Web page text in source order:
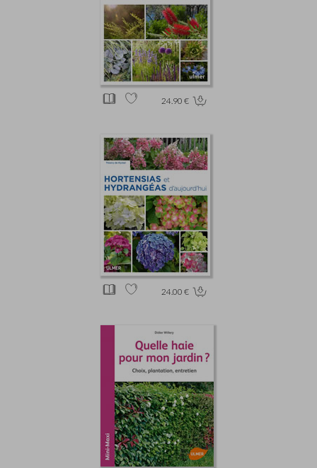
24.90 €
24.00 €